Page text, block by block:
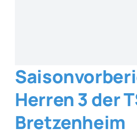
Herren 3 der
Bretzenheim